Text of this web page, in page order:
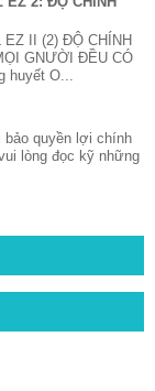
II (2) ĐỘ CHÍNH
GNƯỜI ĐỀU CÓ
O...
quyền lợi chính
lòng đọc kỹ những